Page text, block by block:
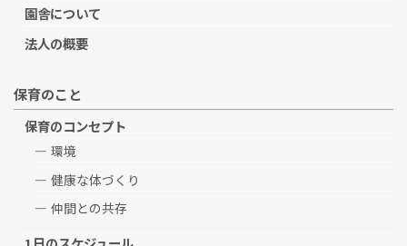
園舎について
法人の概要
保育のこと
保育のコンセプト
環境
健康な体づくり
仲間との共存